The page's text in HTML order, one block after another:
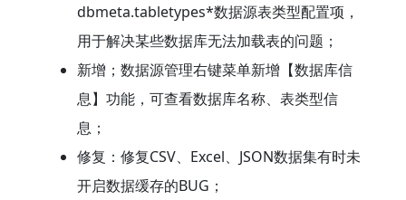
dbmeta.tabletypes*数据源表类型配置项，
用于解决某些数据库无法加载表的问题；
新增；数据源管理右键菜单新增【数据库信
息】功能，可查看数据库名称、表类型信
息；
修复：修复CSV、Excel、JSON数据集有时未
开启数据缓存的BUG；